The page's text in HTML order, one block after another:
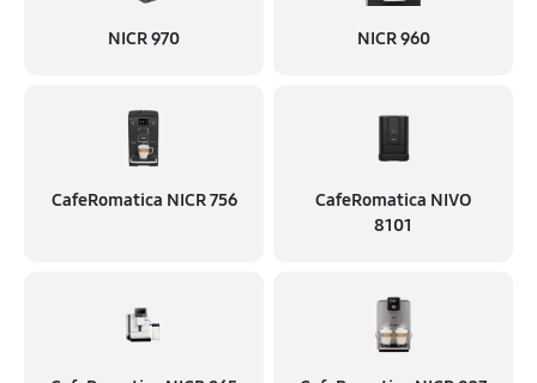
NICR 970 NICR 960
CafeRomatica NICR 756
CafeRomatica NIVO
8101